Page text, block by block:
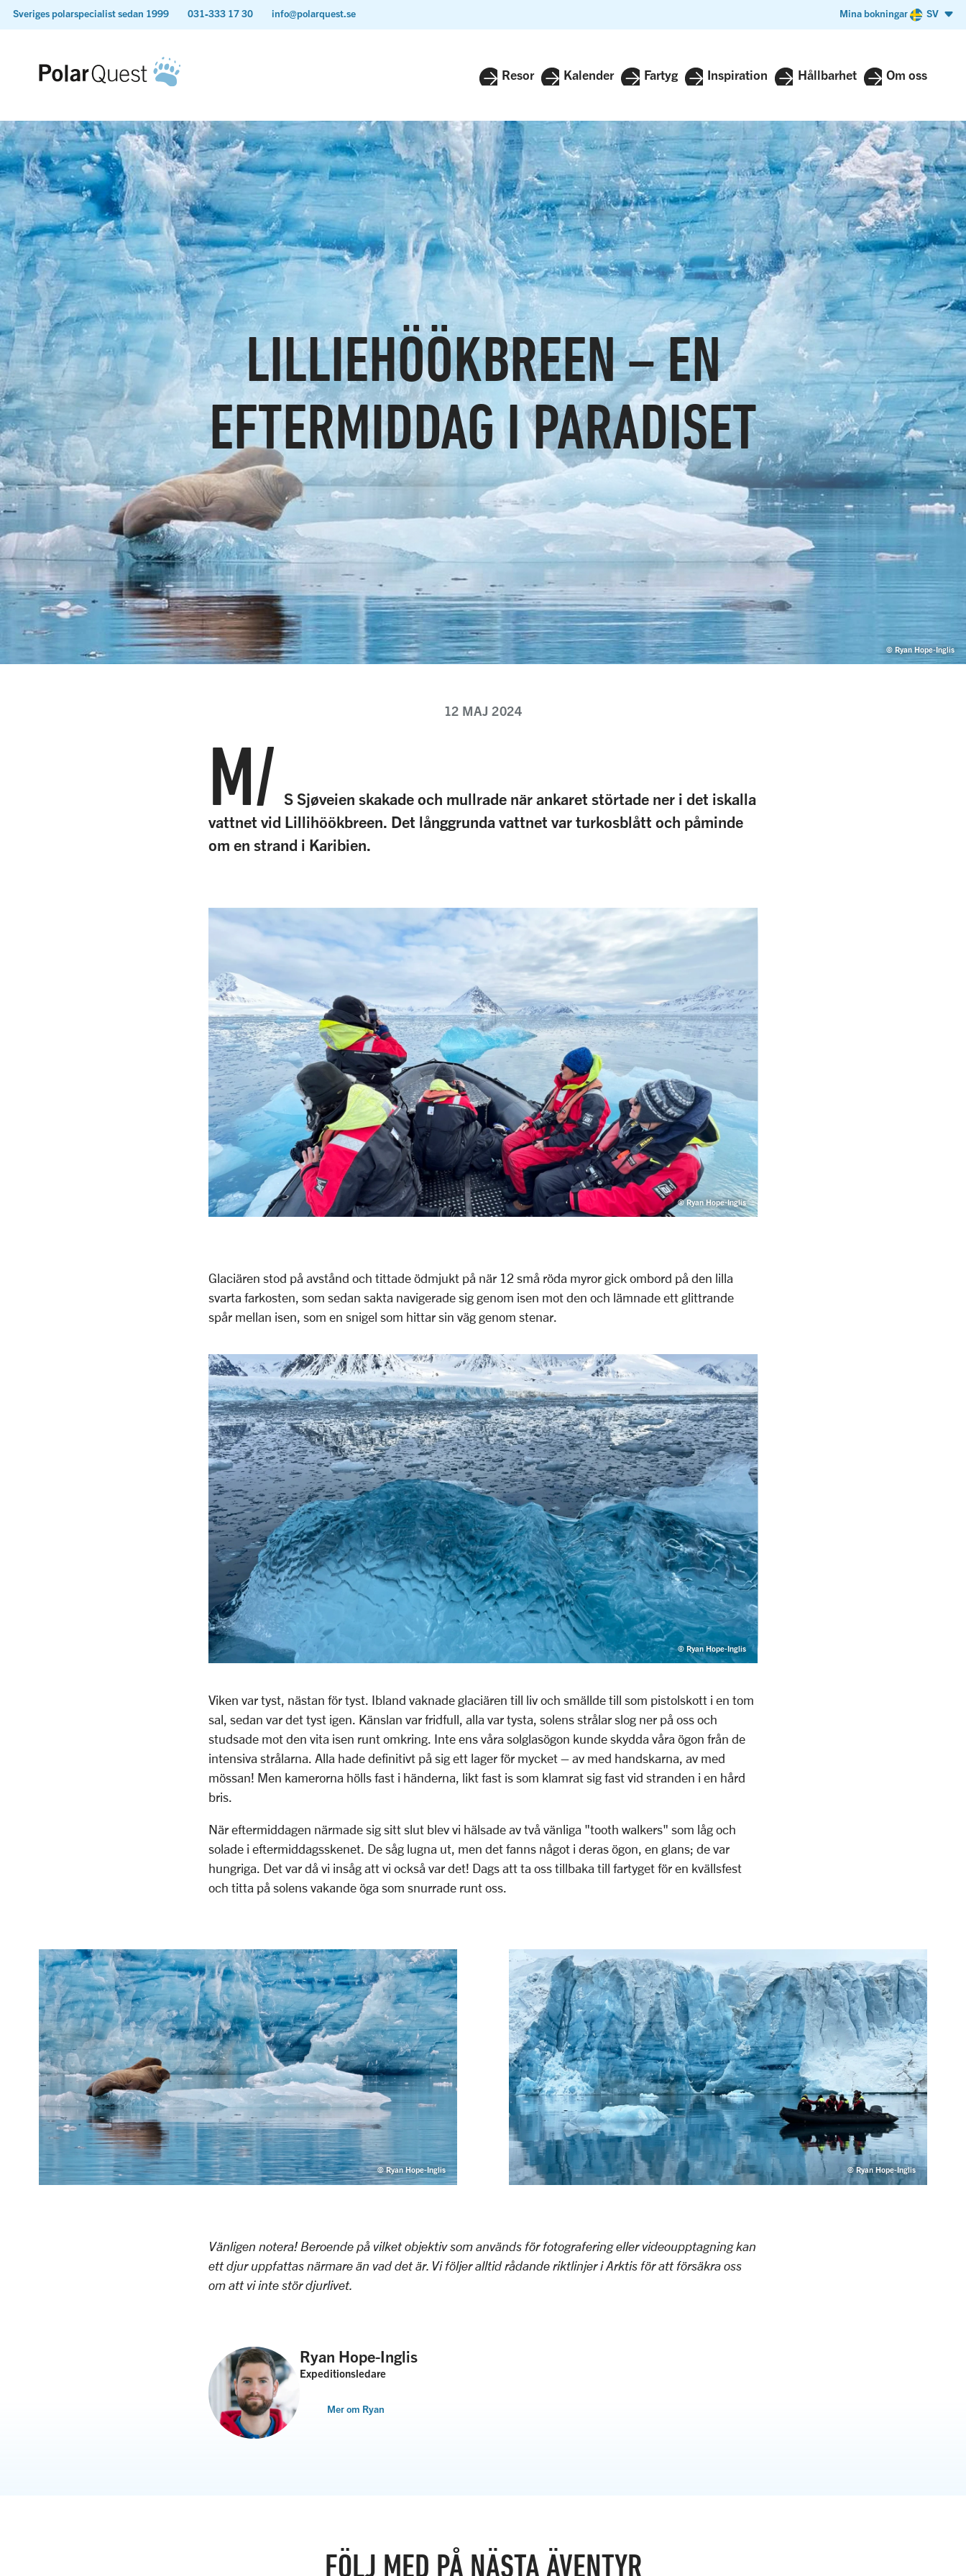
Sveriges polarspecialist sedan 1999 031-333 17 30 info@polarquest.se Mina bokningar SV
Resor Kalender Fartyg Inspiration Hållbarhet Om oss
© Ryan Hope-Inglis
LILLIEHÖÖKBREEN – EN
EFTERMIDDAG I PARADISET
12 MAJ 2024
M/ S Sjøveien skakade och mullrade när ankaret störtade ner i det iskalla
vattnet vid Lillihöökbreen. Det långgrunda vattnet var turkosblått och påminde
om en strand i Karibien.
© Ryan Hope-Inglis
Glaciären stod på avstånd och tittade ödmjukt på när 12 små röda myror gick ombord på den lilla
svarta farkosten, som sedan sakta navigerade sig genom isen mot den och lämnade ett glittrande
spår mellan isen, som en snigel som hittar sin väg genom stenar.
© Ryan Hope-Inglis
Viken var tyst, nästan för tyst. Ibland vaknade glaciären till liv och smällde till som pistolskott i en tom
sal, sedan var det tyst igen. Känslan var fridfull, alla var tysta, solens strålar slog ner på oss och
studsade mot den vita isen runt omkring. Inte ens våra solglasögon kunde skydda våra ögon från de
intensiva strålarna. Alla hade definitivt på sig ett lager för mycket – av med handskarna, av med
mössan! Men kamerorna hölls fast i händerna, likt fast is som klamrat sig fast vid stranden i en hård
bris.
När eftermiddagen närmade sig sitt slut blev vi hälsade av två vänliga "tooth walkers" som låg och
solade i eftermiddagsskenet. De såg lugna ut, men det fanns något i deras ögon, en glans; de var
hungriga. Det var då vi insåg att vi också var det! Dags att ta oss tillbaka till fartyget för en kvällsfest
och titta på solens vakande öga som snurrade runt oss.
© Ryan Hope-Inglis © Ryan Hope-Inglis
Vänligen notera! Beroende på vilket objektiv som används för fotografering eller videoupptagning kan
ett djur uppfattas närmare än vad det är. Vi följer alltid rådande riktlinjer i Arktis för att försäkra oss
om att vi inte stör djurlivet.
Ryan Hope-Inglis
Expeditionsledare
Mer om Ryan
FÖLJ MED PÅ NÄSTA ÄVENTYR